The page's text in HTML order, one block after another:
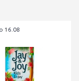
16.08